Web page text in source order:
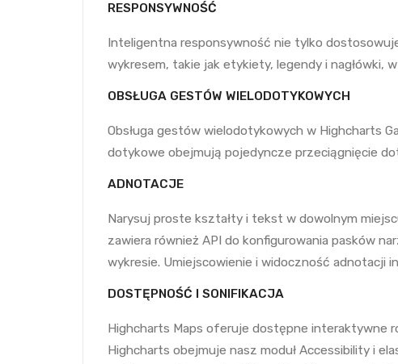
RESPONSYWNOŚĆ
Inteligentna responsywność nie tylko
wykresem, takie jak etykiety, legendy i nagłówki,
OBSŁUGA GESTÓW WIELODOTYKOWYCH
Obsługa gestów wielodotykowych w Highcharts
dotykowe obejmują pojedyncze przeciągnięcie
ADNOTACJE
Narysuj proste kształty i tekst w dowolnym
zawiera również API do konfigurowania pasków
wykresie. Umiejscowienie i widoczność adnotacji
DOSTĘPNOŚĆ I SONIFIKACJA
Highcharts Maps oferuje dostępne interaktywne
Highcharts obejmuje nasz moduł Accessibility i